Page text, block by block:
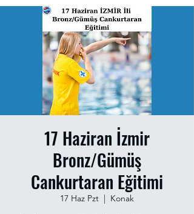
17 Haziran İzmir
Bronz/Gümüş
Cankurtaran Eğitimi
17 Haz Pzt
  |
Konak